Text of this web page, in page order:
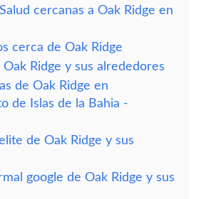
cercanas a Oak Ridge en
cerca de Oak Ridge
Ridge y sus alrededores
de Oak Ridge en
de Islas de la Bahia -
de Oak Ridge y sus
google de Oak Ridge y sus